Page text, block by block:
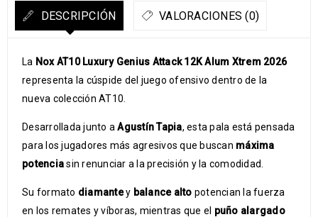
DESCRIPCIÓN VALORACIONES (0)
La Nox AT10 Luxury Genius Attack 12K Alum Xtrem 2026
representa la cúspide del juego ofensivo dentro de la
nueva colección AT10.
Desarrollada junto aAgustín Tapia, esta pala está pensada
para los jugadores más agresivos que buscan máxima
potenciasin renunciar a la precisión y la comodidad.
Su formato diamantey balance alto potencian la fuerza
en los remates y víboras, mientras que el puño alargado